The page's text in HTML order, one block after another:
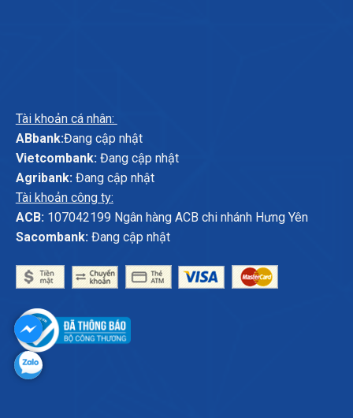
Tài khoản cá nhân:
ABbank:Đang cập nhật
Vietcombank:Đang cập nhật
Agribank:Đang cập nhật
Tài khoản công ty:
ACB:107042199 Ngân hàng ACB chi nhánh Hưng Yên
Sacombank:Đang cập nhật